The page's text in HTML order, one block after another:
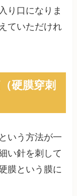
り口になりま
ていただけれ
硬膜穿刺
いう方法が一
い針を刺して
膜という膜に